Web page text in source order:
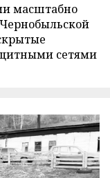
масштабно
сетями